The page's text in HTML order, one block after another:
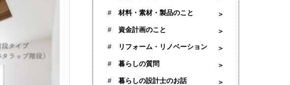
材料・素材・製品のこと
資金計画のこと
リフォーム・リノベーション
暮らしの質問
暮らしの設計士のお話